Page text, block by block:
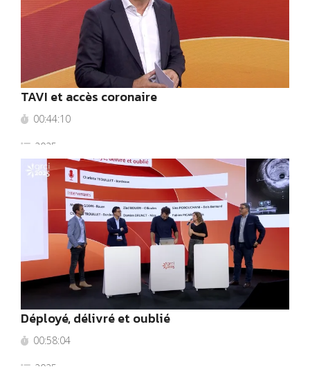
TAVI et accès coronaire
00:44:10
2025
Déployé, délivré et oublié
00:58:04
2025